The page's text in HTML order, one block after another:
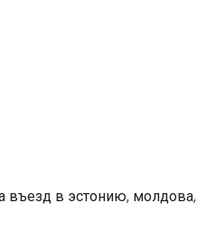
въезд в эстонию, молдова,